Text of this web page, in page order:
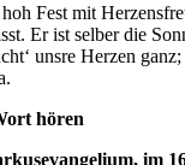
Fest mit
Er ist selber die
unsre Herzen
hören
im